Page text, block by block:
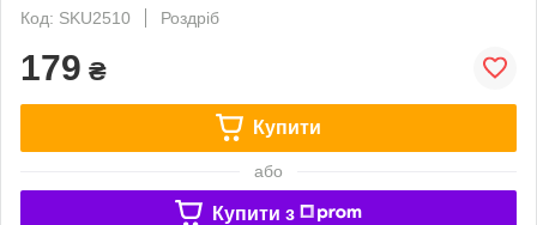
Код: SKU2510
Роздріб
179 ₴
Купити
або
Купити з